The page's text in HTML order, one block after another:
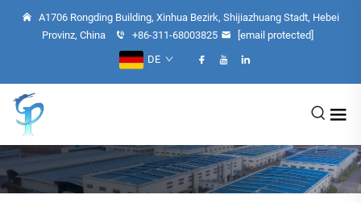
A1706 Rongding Building, Xinhua Bezirk, Shijiazhuang Stadt, Hebei
Provinz, China
+86-311-68003825
[email protected]
DE